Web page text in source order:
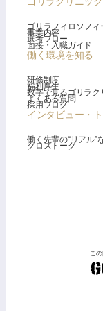
ゴリラフィロソフィ
事業内容
選考フロー
面接・入職ガイド
働く環境を知る
研修制度
福利厚生
数字で見るゴリラク
よくある質問
採用ブログ
インタビュー・
働く先輩の“リアル”
クロストーク
こ